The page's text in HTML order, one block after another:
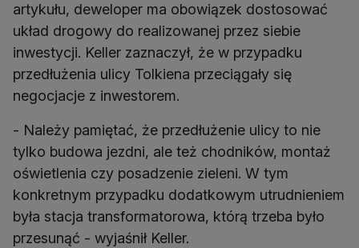
artykułu, deweloper ma obowiązek dostosować
układ drogowy do realizowanej przez siebie
inwestycji. Keller zaznaczył, że w przypadku
przedłużenia ulicy Tolkiena przeciągały się
negocjacje z inwestorem.
- Należy pamiętać, że przedłużenie ulicy to nie
tylko budowa jezdni, ale też chodników, montaż
oświetlenia czy posadzenie zieleni. W tym
konkretnym przypadku dodatkowym utrudnieniem
była stacja transformatorowa, którą trzeba było
przesunąć - wyjaśnił Keller.